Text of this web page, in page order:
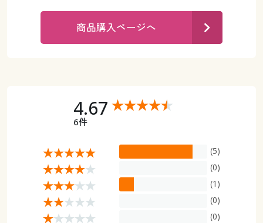
ご利用ガイド
よくある質問とお問い合わせ
マイページ
閲覧履歴
よくある質問とお問い合わせ
商品購入ページへ
4.67
6件
(5)
(0)
(1)
(0)
(0)